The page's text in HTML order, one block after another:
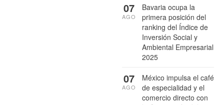
Bavaria ocupa la
primera posición del
ranking del Índice de
Inversión Social y
Ambiental Empresarial
2025
07
AGO
México impulsa el café
de especialidad y el
comercio directo con
07
AGO